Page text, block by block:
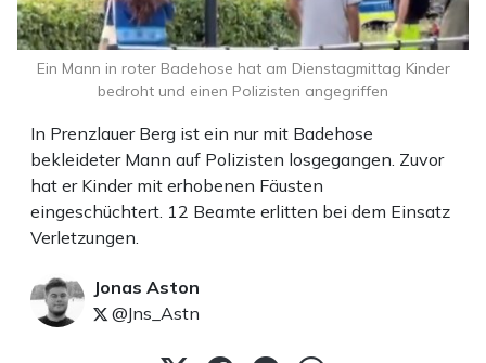
In Prenzlauer Berg ist ein nur mit Badehose
bekleideter Mann auf Polizisten losgegangen. Zuvor
hat er Kinder mit erhobenen Fäusten
eingeschüchtert. 12 Beamte erlitten bei dem Einsatz
Verletzungen.
Jonas Aston
@Jns_Astn
Ein Mann in roter Badehose hat am Dienstagmittag Kinder
bedroht und einen Polizisten angegriffen